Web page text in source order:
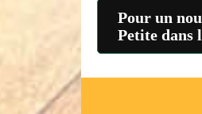
Pour un
Petite dans